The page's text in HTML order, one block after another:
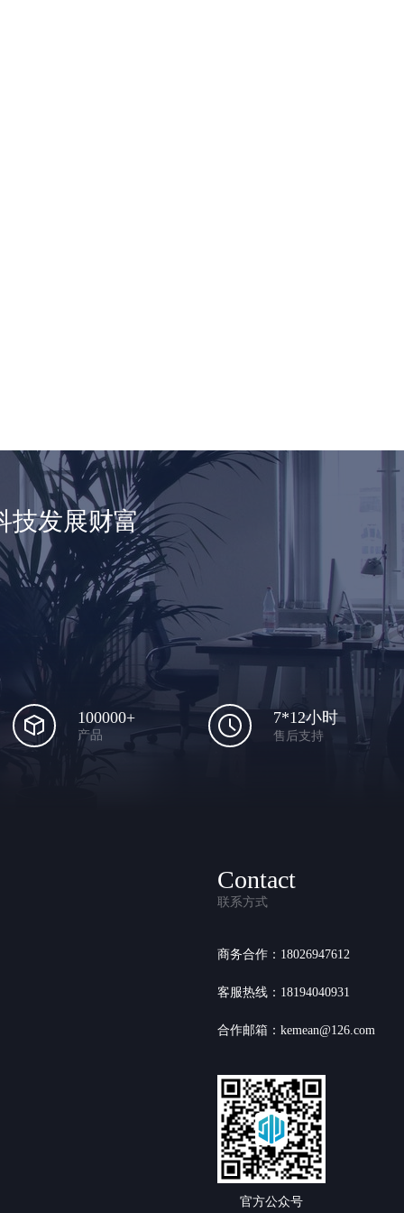
技发展财富
100000+
产品
7*12小时
售后支持
Contact
联系方式
商务合作：18026947612
客服热线：18194040931
合作邮箱：kemean@126.com
官方公众号